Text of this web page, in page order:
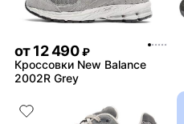
от12 490 ₽
Кроссовки New Balance
2002R Grey